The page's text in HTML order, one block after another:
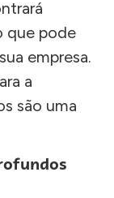
que pode
empresa.
a
são uma